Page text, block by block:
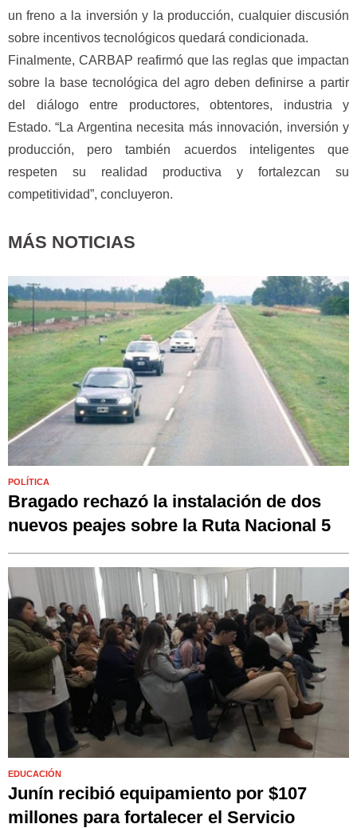
un freno a la inversión y la producción, cualquier discusión
sobre incentivos tecnológicos quedará condicionada.
Finalmente, CARBAP reafirmó que las reglas que impactan
sobre la base tecnológica del agro deben definirse a partir
del diálogo entre productores, obtentores, industria y
Estado. “La Argentina necesita más innovación, inversión y
producción, pero también acuerdos inteligentes que
respeten su realidad productiva y fortalezcan su
competitividad”, concluyeron.
MÁS NOTICIAS
POLÍTICA
Bragado rechazó la instalación de dos
nuevos peajes sobre la Ruta Nacional 5
EDUCACIÓN
Junín recibió equipamiento por $107
millones para fortalecer el Servicio